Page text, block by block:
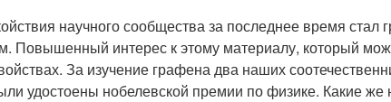
научного сообщества за последнее время стал
Повышенный интерес к этому материалу, который
За изучение графена два наших
удостоены нобелевской премии по физике. Какие